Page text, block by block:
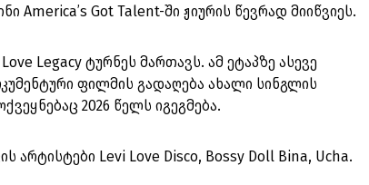
America’s Got Talent-ში ჟიურის წევრად მიიწვიეს.
Legacy ტურნეს მართავს. ამ ეტაპზე ასევე
ფილმის გადაღება ახალი სინგლის
2026 წელს იგეგმება.
არტისტები Levi Love Disco, Bossy Doll Bina, Ucha.